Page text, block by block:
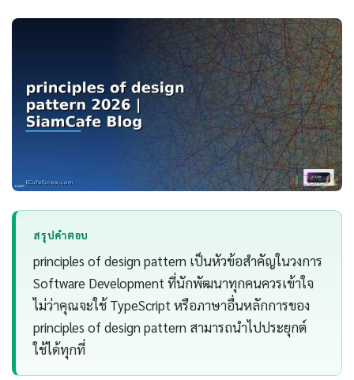
สรุปคำตอบ
principles of design pattern เป็นหัวข้อสำคัญในวงการ
Software Development ที่นักพัฒนาทุกคนควรเข้าใจ
ไม่ว่าคุณจะใช้ TypeScript หรือภาษาอื่นหลักการของ
principles of design pattern สามารถนำไปประยุกต์
ใช้ได้ทุกที่